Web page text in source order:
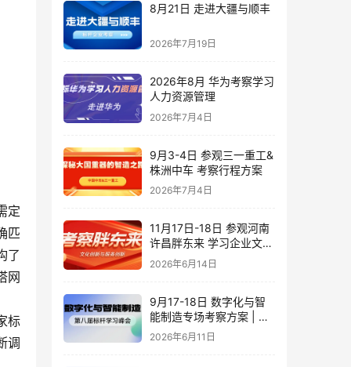
定
匹
了
网
标
调
8月21日 走进大疆与顺丰
2026年7月19日
2026年8月 华为考察学习
人力资源管理
2026年7月4日
9月3-4日 参观三一重工&
株洲中车 考察行程方案
2026年7月4日
11月17日-18日 参观河南
许昌胖东来 学习企业文化
创新与服务创新
2026年6月14日
9月17-18日 数字化与智
能制造专场考察方案 | 对
标潍柴·豪迈·海尔·歌尔_标
2026年6月11日